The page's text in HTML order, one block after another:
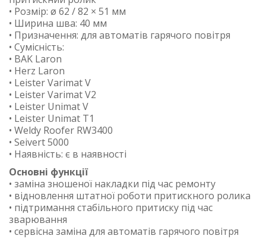
• Розмір: ø 62 / 82 × 51 мм
• Ширина шва: 40 мм
• Призначення: для автоматів гарячого повітря
• Сумісність:
• BAK Laron
• Herz Laron
• Leister Varimat V
• Leister Varimat V2
• Leister Unimat V
• Leister Unimat T1
• Weldy Roofer RW3400
• Seivert 5000
• Наявність: є в наявності
Основні функції
• заміна зношеної накладки під час ремонту
• відновлення штатної роботи притискного ролика
• підтримання стабільного притиску під час
зварювання
• сервісна заміна для автоматів гарячого повітря